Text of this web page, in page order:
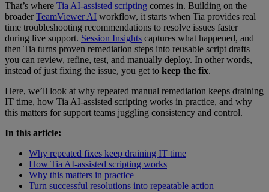
That’s where Tia AI-assisted scripting comes in. Building on the
broaderTeamViewer AI workflow, it starts when Tia provides real
time troubleshooting recommendations to resolve issues faster
during live support. Session Insights captures what happened, and
then Tia turns proven remediation steps into reusable script drafts
you can review, refine, test, and manually deploy. In other words,
instead of just fixing the issue, you get to keep the fix.
Here, we’ll look at why repeated manual remediation keeps draining
IT time, how Tia AI-assisted scripting works in practice, and why
this matters for support teams juggling consistency and control.
In this article:
Why repeated fixes keep draining IT time
How Tia AI-assisted scripting works
Why this matters in practice
Turn successful resolutions into repeatable action